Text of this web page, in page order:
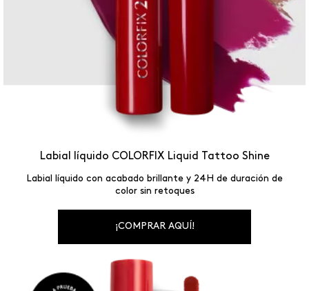
Labial líquido COLORFIX Liquid Tattoo Shine
Labial líquido con acabado brillante y 24H de duración de
color sin retoques
¡COMPRAR AQUÍ!